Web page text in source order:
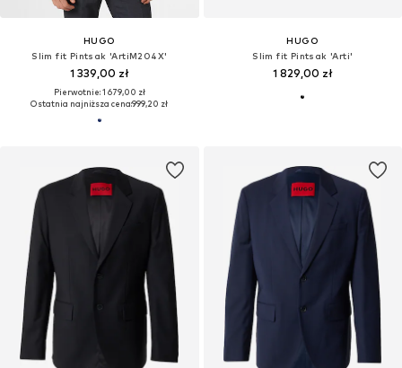
HUGO
Slim fit Pintsak 'ArtiM204X'
1 339,00 zł
Pierwotnie: 1 679,00 zł
Ostatnia najniższa cena:999,20 zł
HUGO
Slim fit Pintsak 'Arti'
1 829,00 zł